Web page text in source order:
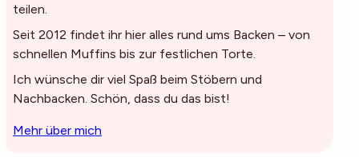
teilen.
Seit 2012 findet ihr hier alles rund ums Backen – von
schnellen Muffins bis zur festlichen Torte.
Ich wünsche dir viel Spaß beim Stöbern und
Nachbacken. Schön, dass du das bist!
Mehr über mich